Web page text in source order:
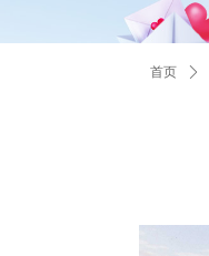
首页 ꄲ